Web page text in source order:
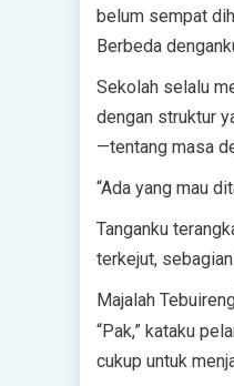
belum sempat
Berbeda
Sekolah selalu
dengan struktur
—tentang masa
“Ada yang mau
Tanganku
terkejut,
Majalah
“Pak,” kataku
cukup untuk